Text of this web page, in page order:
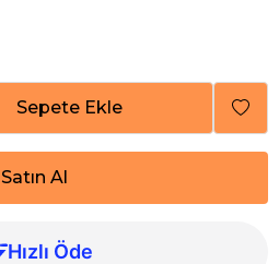
Sepete Ekle
Satın Al